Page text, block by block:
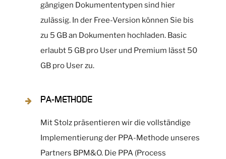
gängigen Dokumententypen sind hier
zulässig. In der Free-Version können Sie bis
zu 5 GB an Dokumenten hochladen. Basic
erlaubt 5 GB pro User und Premium lässt 50
GB pro User zu.
PA-METHODE
Mit Stolz präsentieren wir die vollständige
Implementierung der PPA-Methode unseres
Partners BPM&O. Die PPA (Process